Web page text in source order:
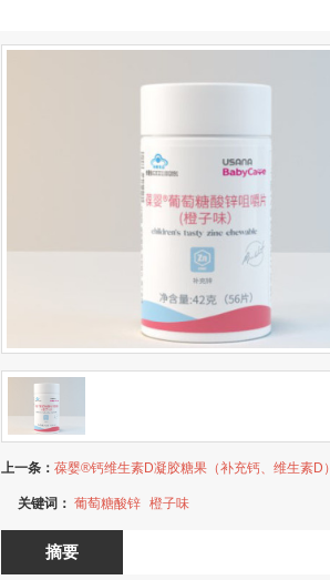
上一条： 葆婴®钙维生素D凝胶糖果（补充钙、维生素D）
关键词： 葡萄糖酸锌 橙子味
摘要